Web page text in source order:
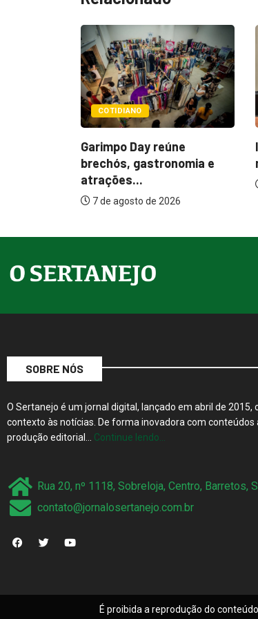
POLÍTICA
Itamar cobra prazo para
melhorias estruturais em...
7 de agosto de 2026
SOBRE NÓS
O Sertanejo é um jornal digital, lançado em abril de
contexto às notícias. De forma inovadora com conteúdos
produção editorial… Continue lendo…
Rua 20, nº 1118, Sobreloja, Centro, Barretos,
contato@jornalosertanejo.com.br
É proibida a reprodução do